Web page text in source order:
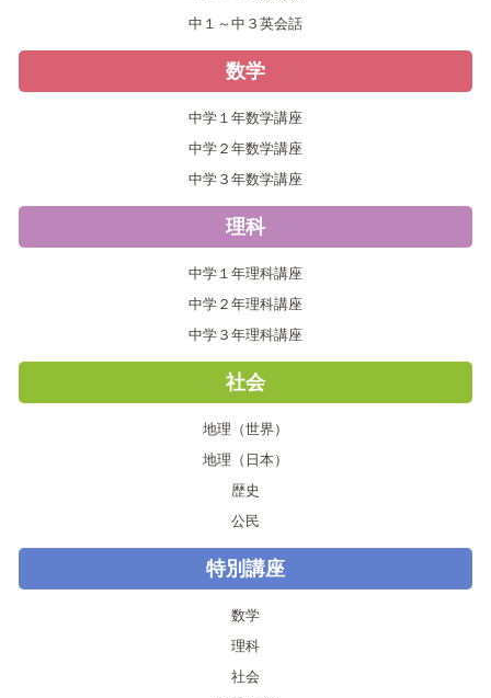
中１～中３英会話
数学
中学１年数学講座
中学２年数学講座
中学３年数学講座
理科
中学１年理科講座
中学２年理科講座
中学３年理科講座
社会
地理（世界）
地理（日本）
歴史
公民
特別講座
数学
理科
社会